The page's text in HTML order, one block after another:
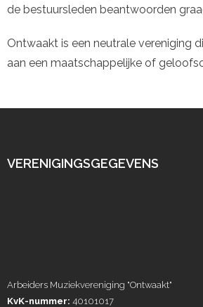
de bestuursleden beantwoorden
Ontwaakt is een neutrale vereniging
aan een maatschappelijke of
VERENIGINGSGEGEVENS
Arbeiders Muziekvereniging "Ontwaakt"
KvK-nummer: 40101017